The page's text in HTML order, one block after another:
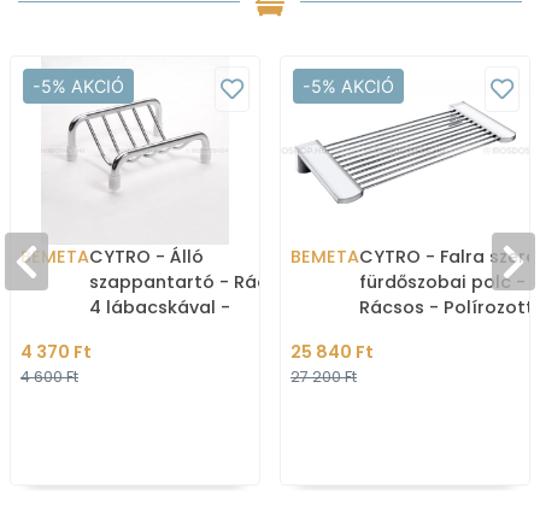
-5% AKCIÓ
BEMETACYTRO - Álló
szappantartó - Rácsos -
4 lábacskával -
4 370 Ft
4 600 Ft
-5% AKCIÓ
BEMETACYTRO - Falra
fürdőszobai polc -
Rácsos - Polírozott
25 840 Ft
27 200 Ft